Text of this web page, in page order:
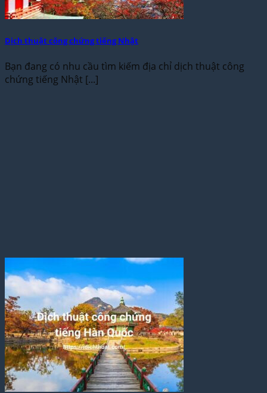
Dịch thuật công chứng tiếng Nhật
Bạn đang có nhu cầu tìm kiếm địa chỉ dịch thuật công
chứng tiếng Nhật [...]